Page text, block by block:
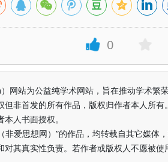
0
网站为公益纯学术网站，旨在推动学术繁荣
但非首发的所有作品，版权归作者本人所
人书面授权。
非爱思想网）”的作品，均转载自其它媒
其真实性负责。若作者或版权人不愿被使